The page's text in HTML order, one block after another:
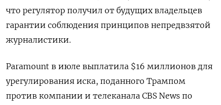
что регулятор получил от будущих владельцев
гарантии соблюдения принципов непредвзятой
журналистики.
Paramount в июле выплатила $16 миллионов для
урегулирования иска, поданного Трампом
против компании и телеканала CBS News по